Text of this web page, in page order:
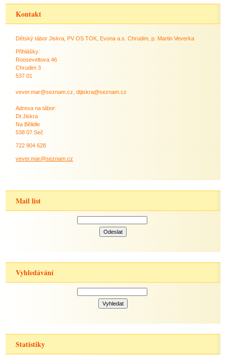
Kontakt
Dětský tábor Jiskra, PV OS TOK, Evona a.s. Chrudim, p. Martin Veverka
Přihlášky:
Rooseveltova 46
Chrudim 3
537 01
vever.mar@seznam.cz, dtjiskra@seznam.cz
Adresa na tábor:
Dt Jiskra
Na Bělidle
538 07 Seč
722 904 628
vever.mar@seznam.cz
Mail list
Vyhledávání
Statistiky